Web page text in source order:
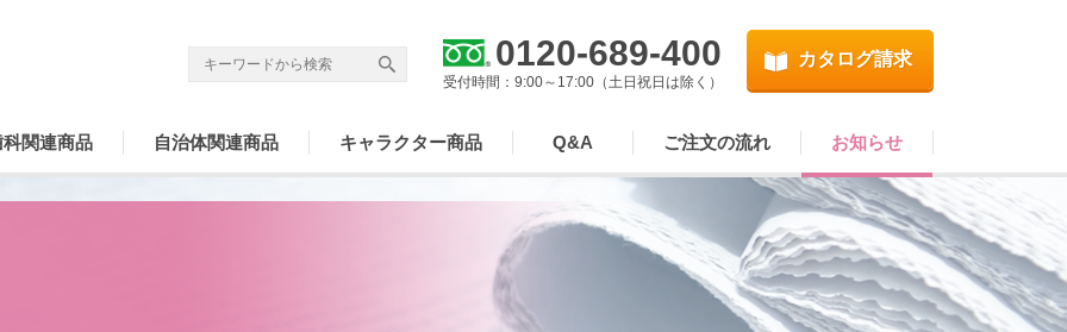
0120-689-400
受付時間：9:00～17:00（土日祝日は除く）
カタログ請求
科関連商品 自治体関連商品 キャラクター商品 Q&A ご注文の流れ お知らせ